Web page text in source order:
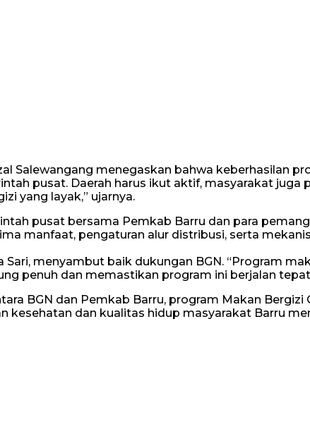
Salewangang menegaskan bahwa keberhasilan
pusat. Daerah harus ikut aktif, masyarakat
yang layak,” ujarnya.
pusat bersama Pemkab Barru dan para
manfaat, pengaturan alur distribusi, serta
Sari, menyambut baik dukungan BGN. “Program
penuh dan memastikan program ini berjalan tepat
BGN dan Pemkab Barru, program Makan
kesehatan dan kualitas hidup masyarakat Barru